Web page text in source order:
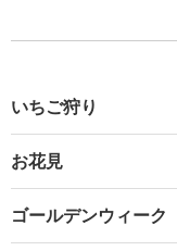
いちご狩り
お花見
ゴールデンウィーク